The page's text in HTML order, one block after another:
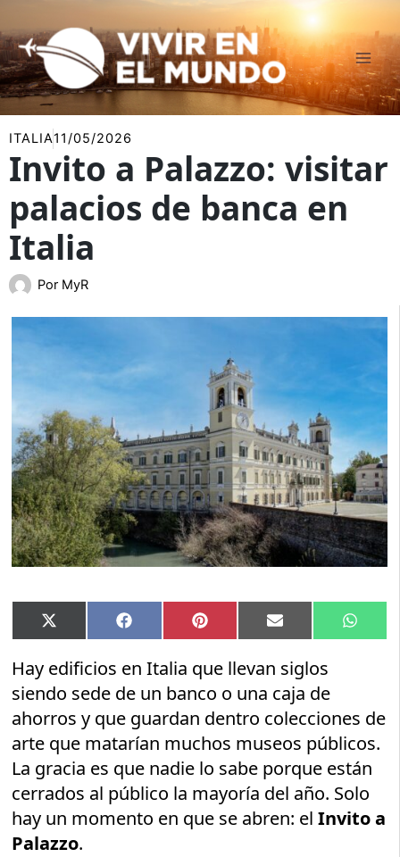
al
contenido
ITALIA11/05/2026
Invito a Palazzo: visitar
palacios de banca en
Italia
Por MyR
Compartir
en
X
(Twitter)
Compartir
en
Facebook Compartir
en
Pinterest Compartir
en
Email
en
Hay edificios en Italia que llevan siglos
siendo sede de un banco o una caja de
ahorros y que guardan dentro colecciones de
arte que matarían muchos museos públicos.
La gracia es que nadie lo sabe porque están
cerrados al público la mayoría del año. Solo
hay un momento en que se abren: elInvito a
Palazzo.